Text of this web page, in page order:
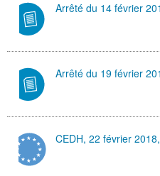
Arrêté du 14 février
Arrêté du 19 février
CEDH, 22 février